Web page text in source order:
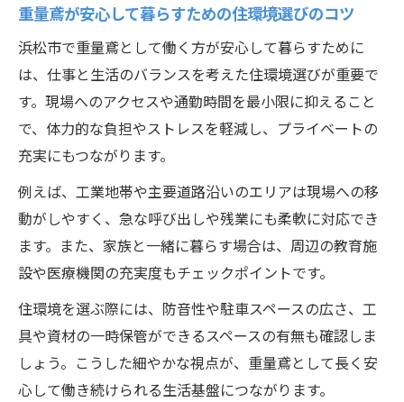
重量鳶が安心して暮らすための住環境選びのコツ
浜松市で重量鳶として働く方が安心して暮らすために
は、仕事と生活のバランスを考えた住環境選びが重要で
す。現場へのアクセスや通勤時間を最小限に抑えること
で、体力的な負担やストレスを軽減し、プライベートの
充実にもつながります。
例えば、工業地帯や主要道路沿いのエリアは現場への移
動がしやすく、急な呼び出しや残業にも柔軟に対応でき
ます。また、家族と一緒に暮らす場合は、周辺の教育施
設や医療機関の充実度もチェックポイントです。
住環境を選ぶ際には、防音性や駐車スペースの広さ、工
具や資材の一時保管ができるスペースの有無も確認しま
しょう。こうした細やかな視点が、重量鳶として長く安
心して働き続けられる生活基盤につながります。